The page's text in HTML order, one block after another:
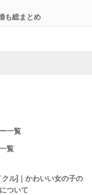
も総まとめ
一覧
覧
ル]｜かわいい女の子の
ついて